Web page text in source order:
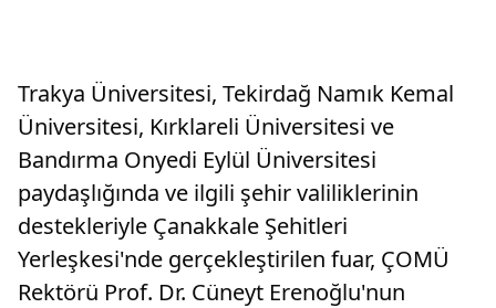
Trakya Üniversitesi, Tekirdağ Namık Kemal
Üniversitesi, Kırklareli Üniversitesi ve
Bandırma Onyedi Eylül Üniversitesi
paydaşlığında ve ilgili şehir valiliklerinin
destekleriyle Çanakkale Şehitleri
Yerleşkesi'nde gerçekleştirilen fuar, ÇOMÜ
Rektörü Prof. Dr. Cüneyt Erenoğlu'nun